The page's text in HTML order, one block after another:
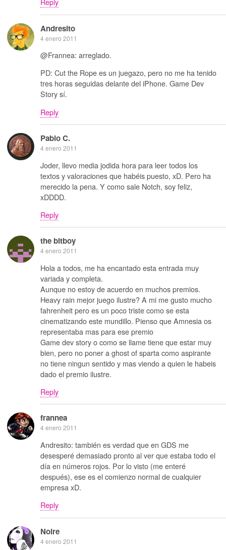
Andresito
4 enero 2011
@Frannea: arreglado.
PD: Cut the Rope es un juegazo, pero no me ha tenido
tres horas seguidas delante del iPhone. Game Dev
Story sí.
Reply
Pablo C.
4 enero 2011
Joder, llevo media jodida hora para leer todos los
textos y valoraciones que habéis puesto, xD. Pero ha
merecido la pena. Y como sale Notch, soy feliz,
xDDDD.
Reply
the bitboy
4 enero 2011
Hola a todos, me ha encantado esta entrada muy
variada y completa.
Aunque no estoy de acuerdo en muchos premios.
Heavy rain mejor juego ilustre? A mi me gusto mucho
fahrenheit pero es un poco triste como se esta
cinematizando este mundillo. Pienso que Amnesia os
representaba mas para ese premio
Game dev story o como se llame tiene que estar muy
bien, pero no poner a ghost of sparta como aspirante
no tiene ningun sentido y mas viendo a quien le habeis
dado el premio ilustre.
Reply
frannea
4 enero 2011
Andresito: también es verdad que en GDS me
desesperé demasiado pronto al ver que estaba todo el
día en números rojos. Por lo visto (me enteré
después), ese es el comienzo normal de cualquier
empresa xD.
Reply
Noire
4 enero 2011